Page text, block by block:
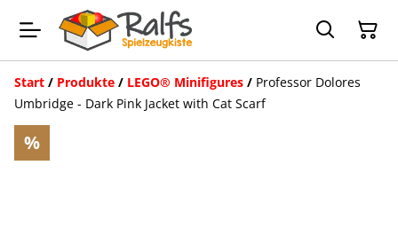
Start / Produkte / LEGO® Minifigures / Professor Dolores
Umbridge - Dark Pink Jacket with Cat Scarf
%